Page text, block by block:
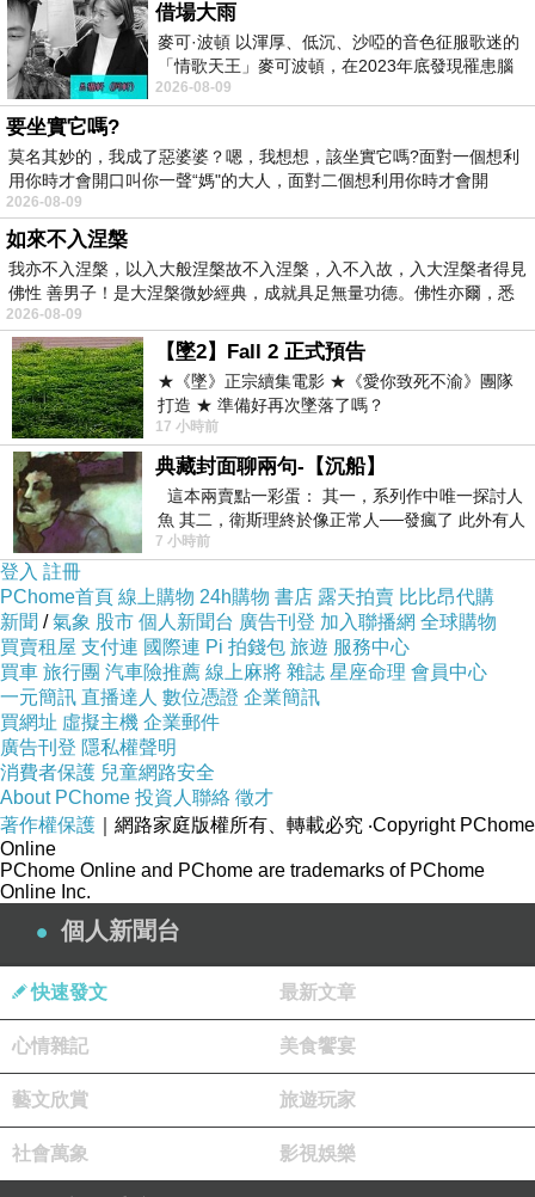
借場大雨
麥可·波頓 以渾厚、低沉、沙啞的音色征服歌迷的
「情歌天王」麥可波頓，在2023年底發現罹患腦
瘤「祈禱早日康復，一切都好」。
2026-08-09
要坐實它嗎?
莫名其妙的，我成了惡婆婆？嗯，我想想，該坐實它嗎?面對一個想利
用你時才會開口叫你一聲“媽"的大人，面對二個想利用你時才會開
2026-08-09
如來不入涅槃
我亦不入涅槃，以入大般涅槃故不入涅槃，入不入故，入大涅槃者得見
佛性 善男子！是大涅槃微妙經典，成就具足無量功德。佛性亦爾，悉
2026-08-09
【墜2】Fall 2 正式預告
★《墜》正宗續集電影 ★《愛你致死不渝》團隊
打造 ★ 準備好再次墜落了嗎？
17 小時前
典藏封面聊兩句-【沉船】
這本兩賣點一彩蛋： 其一，系列作中唯一探討人
魚 其二，衛斯理終於像正常人──發瘋了 此外有人
在南極打死北極熊（@《地心
7 小時前
登入 註冊
PChome首頁 線上購物 24h購物 書店 露天拍賣 比比昂代購
新聞 /氣象 股市 個人新聞台 廣告刊登 加入聯播網 全球購物
買賣租屋 支付連 國際連 Pi 拍錢包 旅遊 服務中心
買車 旅行團 汽車險推薦 線上麻將 雜誌 星座命理 會員中心
一元簡訊 直播達人 數位憑證 企業簡訊
買網址 虛擬主機 企業郵件
廣告刊登 隱私權聲明
消費者保護 兒童網路安全
About PChome 投資人聯絡 徵才
著作權保護 ｜網路家庭版權所有、轉載必究 ‧Copyright PChome
Online
PChome Online and PChome are trademarks of PChome
Online Inc.
個人新聞台
快速發文 最新文章
心情雜記 美食饗宴
藝文欣賞 旅遊玩家
社會萬象 影視娛樂